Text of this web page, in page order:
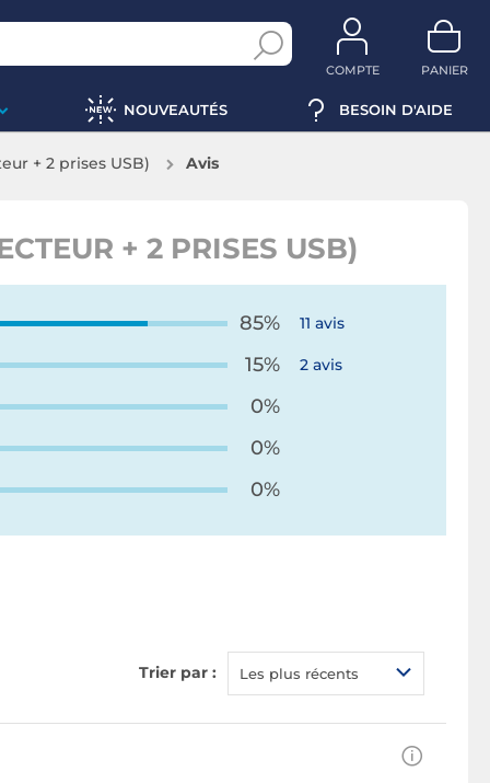
COMPTE PANIER
NOUVEAUTÉS BESOIN D'AIDE
+ 2 prises USB) Avis
+ 2 PRISES USB)
85% 11 avis
15% 2 avis
0%
0%
0%
Trier par : Les plus récents